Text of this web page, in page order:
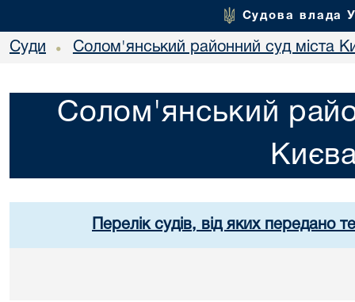
Судова влада
Суди • Солом'янський районний суд міста
Солом'янський
Перелік судів, від яких передано